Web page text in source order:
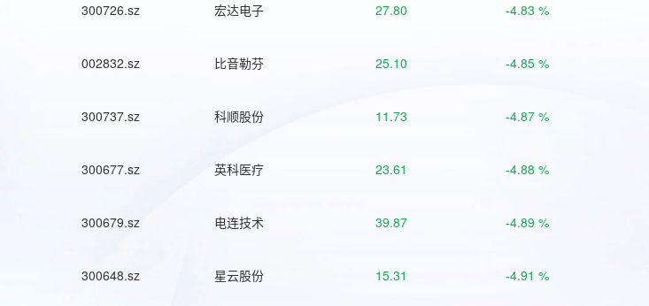
300726.sz 宏达电子 27.80 -4.83 %
002832.sz 比音勒芬 25.10 -4.85 %
300737.sz 科顺股份 11.73 -4.87 %
300677.sz 英科医疗 23.61 -4.88 %
300679.sz 电连技术 39.87 -4.89 %
300648.sz 星云股份 15.31 -4.91 %